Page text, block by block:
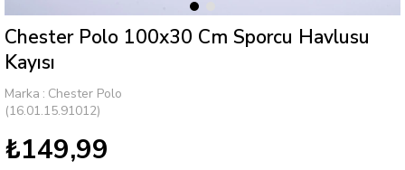
Chester Polo 100x30 Cm Sporcu Havlusu
Kayısı
Marka : Chester Polo
(16.01.15.91012)
₺149,99